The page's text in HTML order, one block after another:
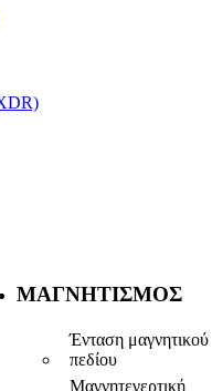
ΜΑΓΝΗΤΙΣΜΌΣ
Ένταση μαγνητικού
πεδίου
Μαγνητεγερτική